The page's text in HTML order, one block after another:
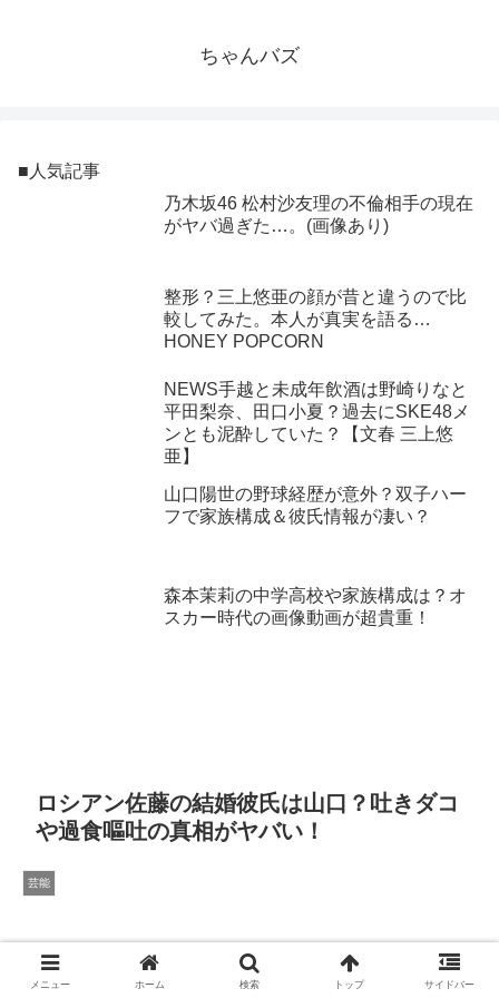
ちゃんバズ
■人気記事
乃木坂46 松村沙友理の不倫相手の現在
がヤバ過ぎた…。(画像あり)
整形？三上悠亜の顔が昔と違うので比
較してみた。本人が真実を語る…
HONEY POPCORN
NEWS手越と未成年飲酒は野崎りなと
平田梨奈、田口小夏？過去にSKE48メ
ンとも泥酔していた？【文春 三上悠
亜】
山口陽世の野球経歴が意外？双子ハー
フで家族構成＆彼氏情報が凄い？
森本茉莉の中学高校や家族構成は？オ
スカー時代の画像動画が超貴重！
ロシアン佐藤の結婚彼氏は山口？吐きダコ
や過食嘔吐の真相がヤバい！
芸能
メニュー ホーム 検索 トップ サイドバー